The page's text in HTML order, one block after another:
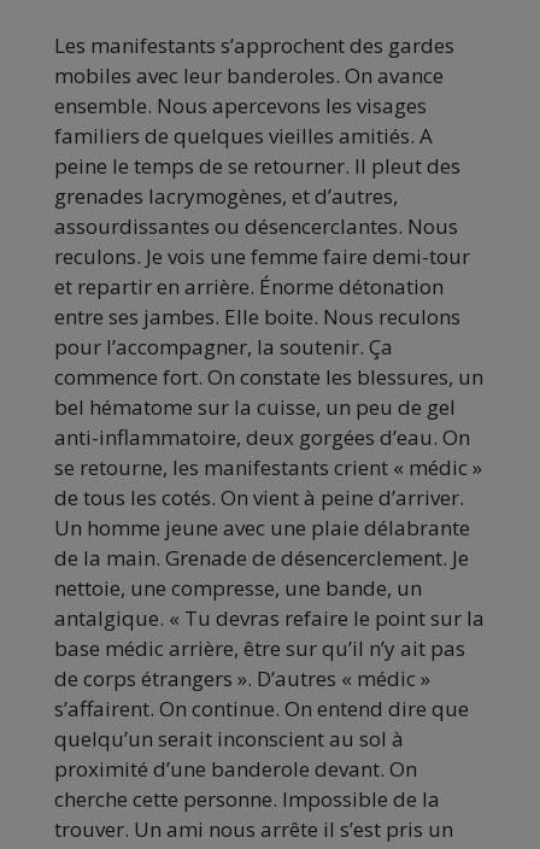
Les manifestants s’approchent des gardes
mobiles avec leur banderoles. On avance
ensemble. Nous apercevons les visages
familiers de quelques vieilles amitiés. A
peine le temps de se retourner. Il pleut des
grenades lacrymogènes, et d’autres,
assourdissantes ou désencerclantes. Nous
reculons. Je vois une femme faire demi-tour
et repartir en arrière. Énorme détonation
entre ses jambes. Elle boite. Nous reculons
pour l’accompagner, la soutenir. Ça
commence fort. On constate les blessures, un
bel hématome sur la cuisse, un peu de gel
anti-inflammatoire, deux gorgées d’eau. On
se retourne, les manifestants crient « médic »
de tous les cotés. On vient à peine d’arriver.
Un homme jeune avec une plaie délabrante
de la main. Grenade de désencerclement. Je
nettoie, une compresse, une bande, un
antalgique. « Tu devras refaire le point sur la
base médic arrière, être sur qu’il n’y ait pas
de corps étrangers ». D’autres « médic »
s’affairent. On continue. On entend dire que
quelqu’un serait inconscient au sol à
proximité d’une banderole devant. On
cherche cette personne. Impossible de la
trouver. Un ami nous arrête il s’est pris un